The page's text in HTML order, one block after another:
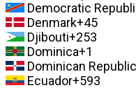
Democratic
Denmark+45
Djibouti+253
Dominica+1
Dominican Republic
Ecuador+593